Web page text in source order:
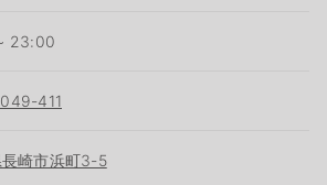
23:00
411
崎市浜町3-5